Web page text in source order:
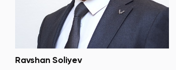
Ravshan Soliyev